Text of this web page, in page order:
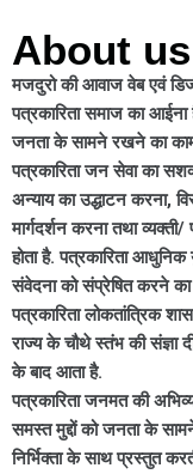
About us
मजदुरो की आवाज वेब एवं
पत्रकारिता समाज का
जनता के सामने रखने का
पत्रकारिता जन सेवा का
अन्याय का उद्धाटन करना,
मार्गदर्शन करना तथा
होता है. पत्रकारिता
संवेदना को संप्रेषित करने
पत्रकारिता लोकतांत्रिक
राज्य के चौथे स्तंभ की संज्ञा
के बाद आता है.
पत्रकारिता जनमत की
समस्त मुद्दों को जनता के
निर्भिक्ता के साथ प्रस्तुत